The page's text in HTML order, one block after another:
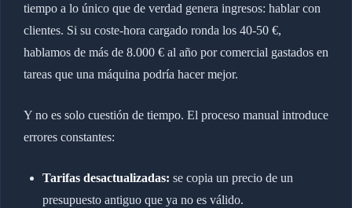
tiempo a lo único que de verdad genera ingresos: hablar con
clientes. Si su coste-hora cargado ronda los 40-50 €,
hablamos de más de 8.000 € al año por comercial gastados en
tareas que una máquina podría hacer mejor.
Y no es solo cuestión de tiempo. El proceso manual introduce
errores constantes:
Tarifas desactualizadas: se copia un precio de un
presupuesto antiguo que ya no es válido.